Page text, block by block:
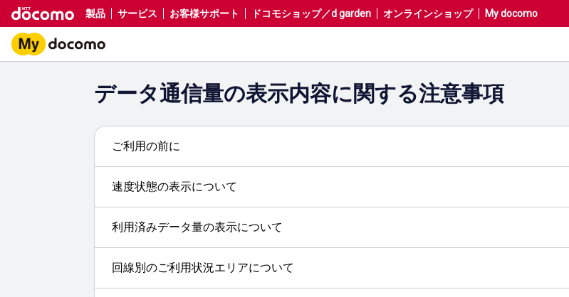
製品 サービス お客様サポート ドコモショップ／d garden オンラインショップ My docomo
データ通信量の表示内容に関する注意事項
ご利用の前に
速度状態の表示について
利用済みデータ量の表示について
回線別のご利用状況エリアについて